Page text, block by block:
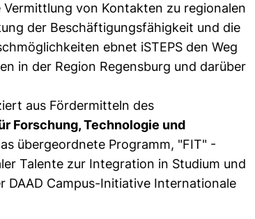
Vermittlung von Kontakten zu regionalen
der Beschäftigungsfähigkeit und die
ebnet iSTEPS den Weg
in der Region Regensburg und darüber
aus Fördermitteln des
Forschung, Technologie und
übergeordnete Programm, "FIT" -
Talente zur Integration in Studium und
DAAD Campus-Initiative Internationale